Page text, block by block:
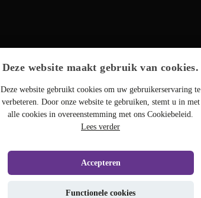
Deze website maakt gebruik van cookies.
Deze website gebruikt cookies om uw gebruikerservaring te
verbeteren. Door onze website te gebruiken, stemt u in met
alle cookies in overeenstemming met ons Cookiebeleid.
Lees verder
Accepteren
Functionele cookies